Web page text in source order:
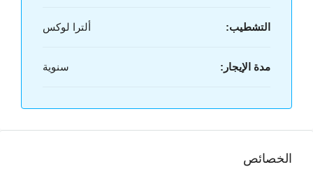
التشطيب: ألترا لوكس
مدة الإيجار: سنوية
الخصائص